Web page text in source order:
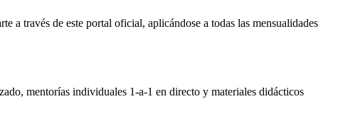
a través de este portal oficial, aplicándose a todas las mensualidades
mentorías individuales 1-a-1 en directo y materiales didácticos